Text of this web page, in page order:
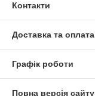
Контакти
Доставка та оплата
Графік роботи
Повна версія сайту